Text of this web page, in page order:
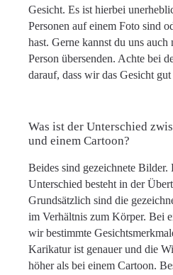
Gesicht. Es ist hierbei
Personen auf einem Foto sind
hast. Gerne kannst du uns auch
Person übersenden. Achte bei
darauf, dass wir das Gesicht
Was ist der Unterschied
und einem Cartoon?
Beides sind gezeichnete Bilder.
Unterschied besteht in der
Grundsätzlich sind die
im Verhältnis zum Körper. Bei
wir bestimmte
Karikatur ist genauer und die
höher als bei einem Cartoon.